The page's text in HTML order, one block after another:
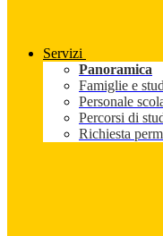
Servizi
Panoramica
Famiglie e
Personale
Percorsi di
Richiesta